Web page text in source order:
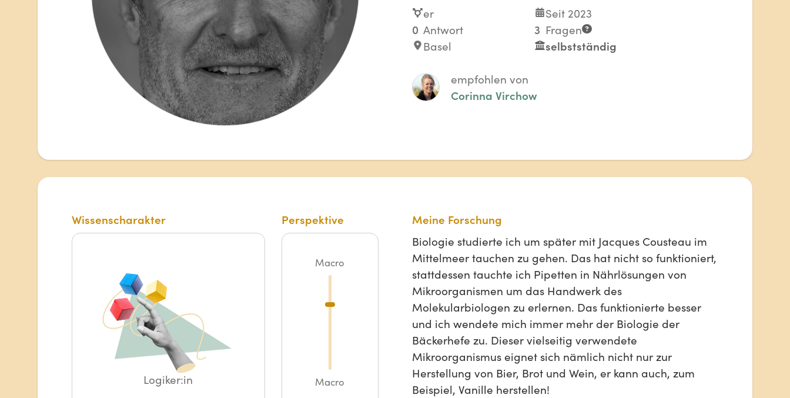
er
Seit 2023
0 Antwort 3 Fragen
Basel
selbstständig
empfohlen von
Corinna Virchow
Wissenscharakter
Logiker:in
Perspektive
Macro
Macro
Meine Forschung
Biologie studierte ich um später mit Jacques Cousteau im
Mittelmeer tauchen zu gehen. Das hat nicht so funktioniert,
stattdessen tauchte ich Pipetten in Nährlösungen von
Mikroorganismen um das Handwerk des
Molekularbiologen zu erlernen. Das funktionierte besser
und ich wendete mich immer mehr der Biologie der
Bäckerhefe zu. Dieser vielseitig verwendete
Mikroorganismus eignet sich nämlich nicht nur zur
Herstellung von Bier, Brot und Wein, er kann auch, zum
Beispiel, Vanille herstellen!